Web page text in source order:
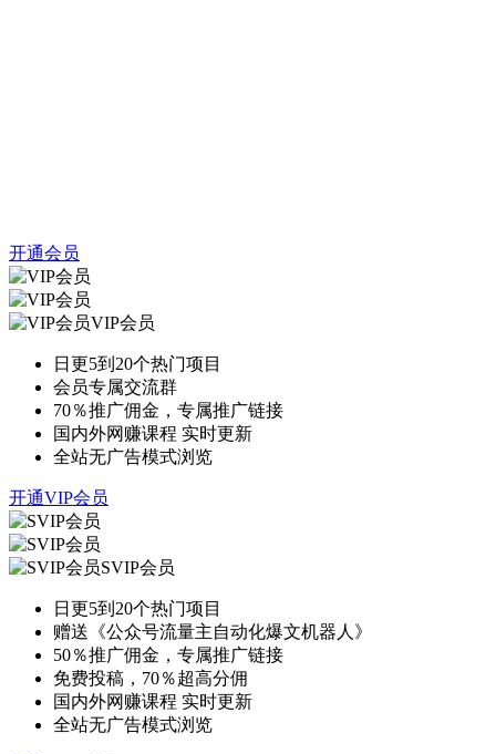
开通会员
VIP会员
日更5到20个热门项目
会员专属交流群
70％推广佣金，专属推广链接
国内外网赚课程 实时更新
全站无广告模式浏览
开通VIP会员
SVIP会员
日更5到20个热门项目
赠送《公众号流量主自动化爆文机器人》
50％推广佣金，专属推广链接
免费投稿，70％超高分佣
国内外网赚课程 实时更新
全站无广告模式浏览